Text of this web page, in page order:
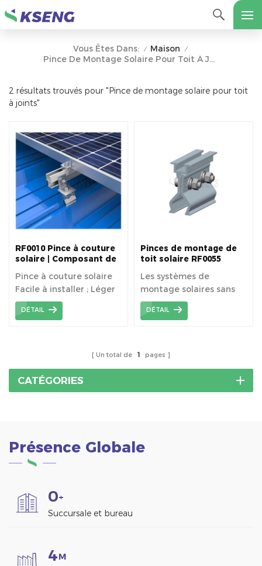
Vous Êtes Dans: / Maison /
Pince De Montage Solaire Pour Toit À Joints
2 résultats trouvés pour "Pince de montage solaire pour toit
à joints"
RF0010 Pince à couture
solaire | Composant de
panneau solaire
Pince à couture solaire
Facile à installer ; Léger
et durable ; Convient à
une large gamme de
DÉTAIL
Pinces de montage de
toit solaire RF0055
Les systèmes de
montage solaires sans
rail sont installés en
utilisant moins de
DÉTAIL
Un total de 1 pages
CATÉGORIES
Présence Globale
0+
Succursale et bureau
4M